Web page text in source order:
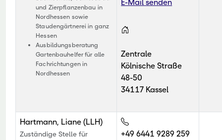
und Zierpflanzenbau in
Nordhessen sowie
Staudengärtnerei in ganz
Hessen
Ausbildungsberatung
Gartenbauhelfer für alle
Fachrichtungen in
Nordhessen
E-Mail senden
Zentrale
Kölnische Straße
48-50
34117 Kassel
Hartmann, Liane (LLH)
Zuständige Stelle für
+49 6441 9289 259